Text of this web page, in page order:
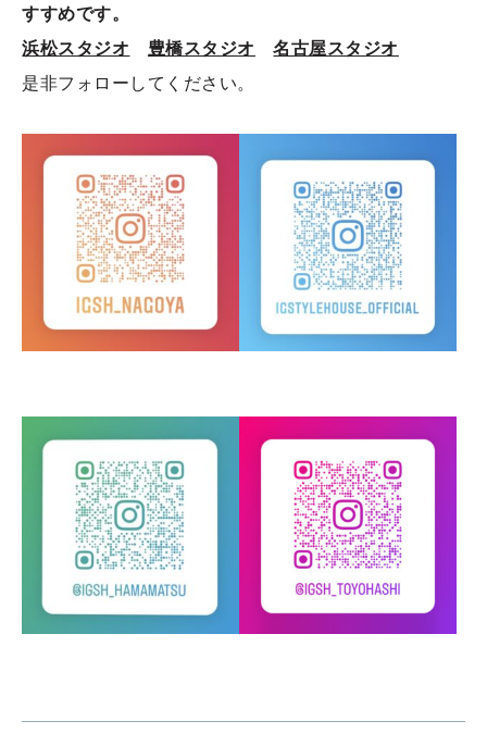
すすめです。
浜松スタジオ
豊橋スタジオ
名古屋スタジオ
是非フォローしてください。